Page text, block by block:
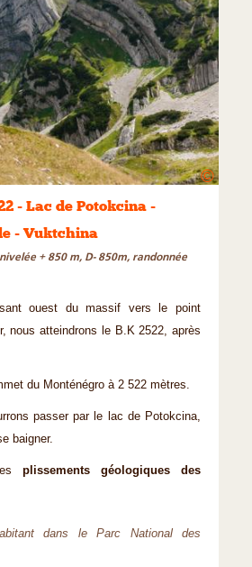
©
- Lac de Potokcina -
- Vuktchina
+ 850 m, D- 850m, randonnée
ouest du massif vers le point
nous atteindrons le B.K 2522, après
du Monténégro à 2 522 mètres.
passer par le lac de Potokcina,
baigner.
plissements géologiques des
dans le Parc National des